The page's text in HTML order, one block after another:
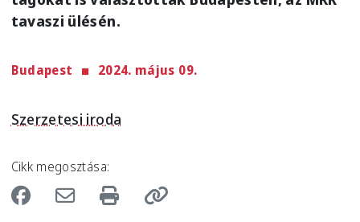
tavaszi ülésén.
Budapest 2024. május 09.
Szerzetesi iroda
Cikk megosztása: